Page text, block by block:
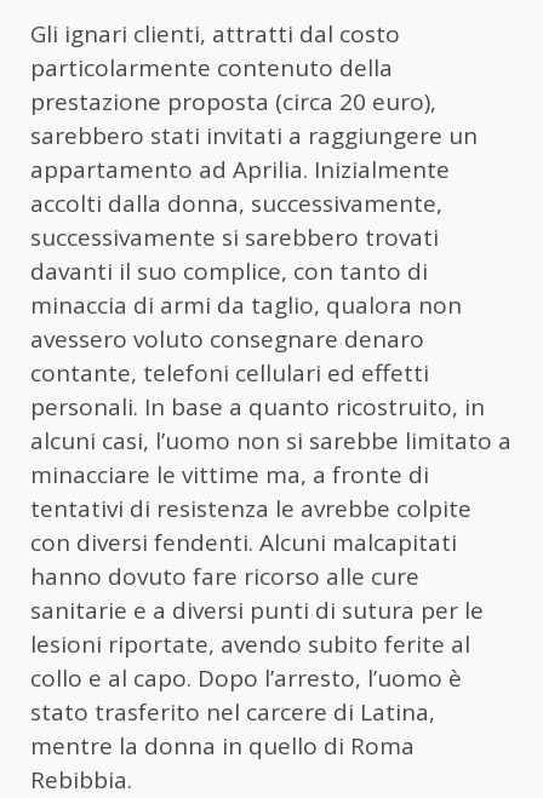
Gli ignari clienti, attratti dal costo
particolarmente contenuto della
prestazione proposta (circa 20 euro),
sarebbero stati invitati a raggiungere un
appartamento ad Aprilia. Inizialmente
accolti dalla donna, successivamente,
successivamente si sarebbero trovati
davanti il suo complice, con tanto di
minaccia di armi da taglio, qualora non
avessero voluto consegnare denaro
contante, telefoni cellulari ed effetti
personali. In base a quanto ricostruito, in
alcuni casi, l’uomo non si sarebbe limitato a
minacciare le vittime ma, a fronte di
tentativi di resistenza le avrebbe colpite
con diversi fendenti. Alcuni malcapitati
hanno dovuto fare ricorso alle cure
sanitarie e a diversi punti di sutura per le
lesioni riportate, avendo subito ferite al
collo e al capo. Dopo l’arresto, l’uomo è
stato trasferito nel carcere di Latina,
mentre la donna in quello di Roma
Rebibbia.